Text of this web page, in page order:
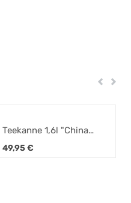
Zurück
Teekanne 1,6l "China
Rose"
49,95€